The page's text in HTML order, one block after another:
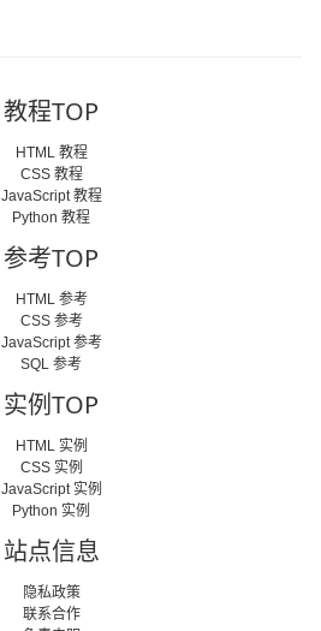
教程TOP
HTML 教程
CSS 教程
JavaScript 教程
Python 教程
参考TOP
HTML 参考
CSS 参考
JavaScript 参考
SQL 参考
实例TOP
HTML 实例
CSS 实例
JavaScript 实例
Python 实例
站点信息
隐私政策
联系合作